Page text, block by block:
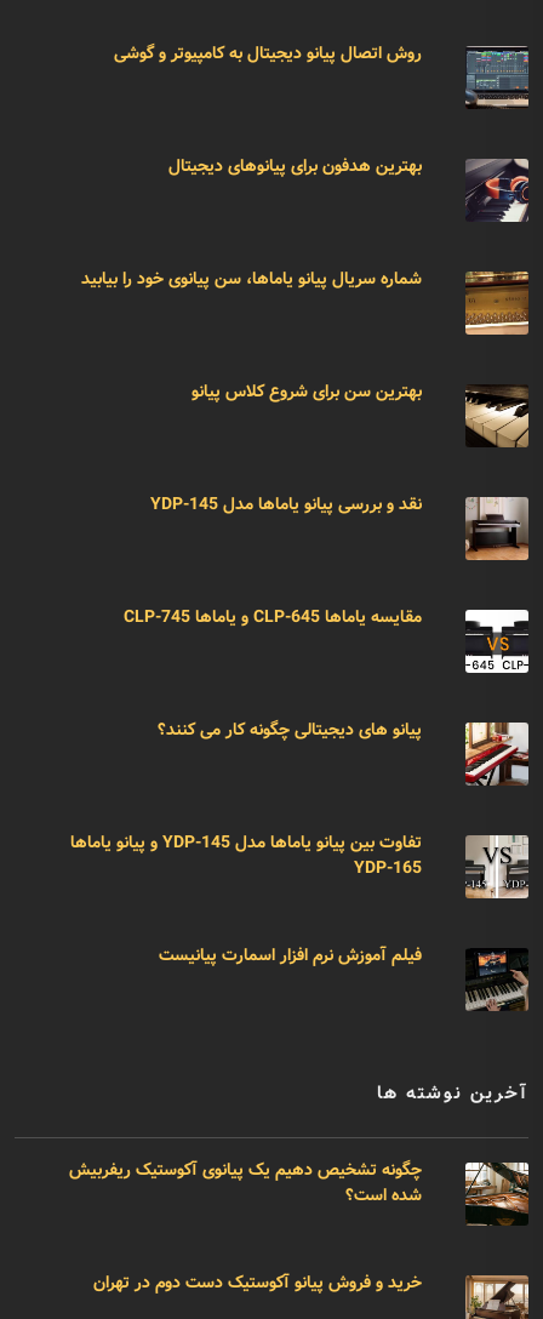
روش اتصال پیانو دیجیتال به کامپیوتر و گوشی
بهترین هدفون برای پیانوهای دیجیتال
شماره سریال پیانو یاماها، سن پیانوی خود را بیابید
بهترین سن برای شروع کلاس پیانو
نقد و بررسی پیانو یاماها مدل YDP-145
مقایسه یاماها CLP-645 و یاماها CLP-745
پیانو های دیجیتالی چگونه کار می کنند؟
تفاوت بین پیانو یاماها مدل YDP-145 و پیانو یاماها
YDP-165
فیلم آموزش نرم افزار اسمارت پیانیست
آخرین نوشته ها
چگونه تشخیص دهیم یک پیانوی آکوستیک ریفربیش
شده است؟
خرید و فروش پیانو آکوستیک دست دوم در تهران